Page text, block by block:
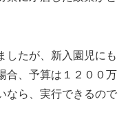
したが、新入園児にも
合、予算は１２００万
なら、実行できるので